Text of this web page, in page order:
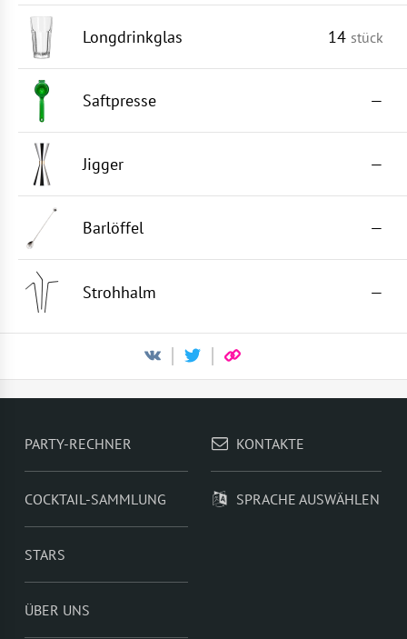
Longdrinkglas 14 stück
Saftpresse —
Jigger —
Barlöffel —
Strohhalm —
PARTY-RECHNER
COCKTAIL-SAMMLUNG
STARS
ÜBER UNS
KONTAKTE
SPRACHE AUSWÄHLEN